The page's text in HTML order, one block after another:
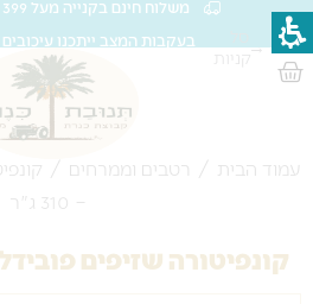
דילוג
לתוכן
משלוח חינם בקנייה מעל 399 ש"ח עד 10 קילוגרם !
בעקבות המצב ייתכנו
עגלת
סל
→
קניות
עמוד הבית / רטבים וממרחים /
– 310 ג"ר
קונפיטורה שזיפים פובידל